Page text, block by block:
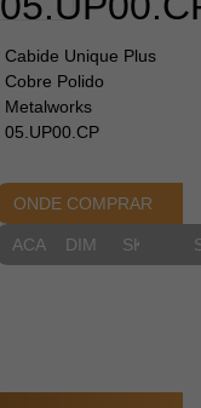
Cabide Unique Plus
Cobre Polido
Metalworks
05.UP00.CP
ONDE COMPRAR
ACABAMENTOS
DIMENSIONAIS